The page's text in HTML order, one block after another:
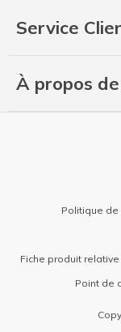
Service
À propos
Politique de
Fiche produit
Point de